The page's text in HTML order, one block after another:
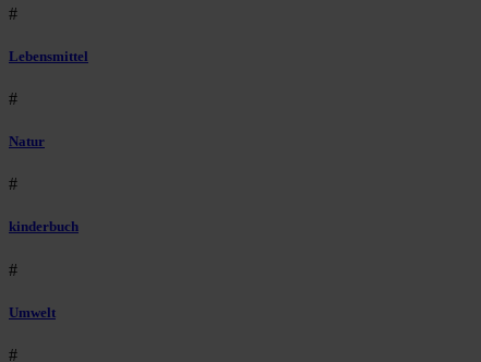
#
Lebensmittel
#
Natur
#
kinderbuch
#
Umwelt
#